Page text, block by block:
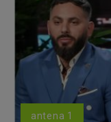
antena 1